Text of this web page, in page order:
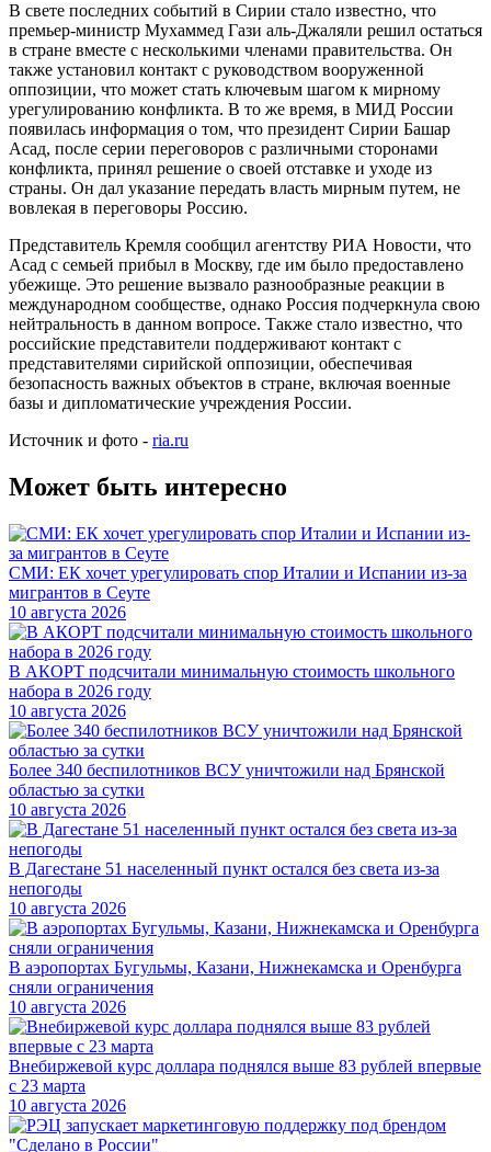
В свете последних событий в Сирии стало известно, что
премьер-министр Мухаммед Гази аль-Джаляли решил остаться
в стране вместе с несколькими членами правительства. Он
также установил контакт с руководством вооруженной
оппозиции, что может стать ключевым шагом к мирному
урегулированию конфликта. В то же время, в МИД России
появилась информация о том, что президент Сирии Башар
Асад, после серии переговоров с различными сторонами
конфликта, принял решение о своей отставке и уходе из
страны. Он дал указание передать власть мирным путем, не
вовлекая в переговоры Россию.
Представитель Кремля сообщил агентству РИА Новости, что
Асад с семьей прибыл в Москву, где им было предоставлено
убежище. Это решение вызвало разнообразные реакции в
международном сообществе, однако Россия подчеркнула свою
нейтральность в данном вопросе. Также стало известно, что
российские представители поддерживают контакт с
представителями сирийской оппозиции, обеспечивая
безопасность важных объектов в стране, включая военные
базы и дипломатические учреждения России.
Источник и фото - ria.ru
Может быть интересно
СМИ: ЕК хочет урегулировать спор Италии и Испании из-за
мигрантов в Сеуте
10 августа 2026
В АКОРТ подсчитали минимальную стоимость школьного
набора в 2026 году
10 августа 2026
Более 340 беспилотников ВСУ уничтожили над Брянской
областью за сутки
10 августа 2026
В Дагестане 51 населенный пункт остался без света из-за
непогоды
10 августа 2026
В аэропортах Бугульмы, Казани, Нижнекамска и Оренбурга
сняли ограничения
10 августа 2026
Внебиржевой курс доллара поднялся выше 83 рублей впервые
с 23 марта
10 августа 2026